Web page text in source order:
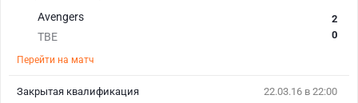
Avengers
TBE
2
0
Перейти на матч
22.03.16 в 22:00
Закрытая квалификация